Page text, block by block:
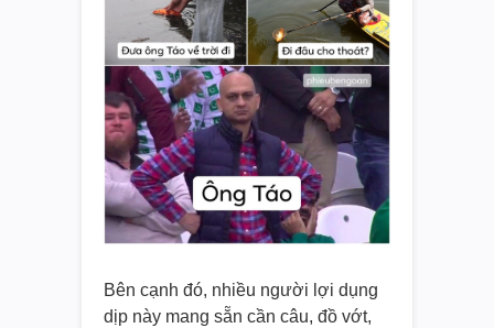
Bên cạnh đó, nhiều người lợi dụng
dịp này mang sẵn cần câu, đồ vớt,